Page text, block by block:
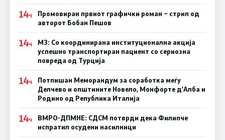
14Ч
Промовиран првиот графички роман – стрип од
авторот Бобан Пешов
14Ч
МЗ: Со координирана институционална акција
успешно транспортиран пациент со сериозна
повреда од Турција
14Ч
Потпишан Меморандум за соработка меѓу
Делчево и општините Новело, Монфорте д’Алба и
Родино од Република Италија
14Ч
ВМРО-ДПМНЕ: СДСM потврди дека Филипче
испратил осудени насилници